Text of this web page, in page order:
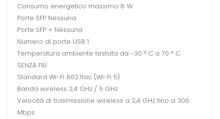
Consumo energetico massimo 8 W.
Porte SFP Nessuna
Porte SFP + Nessuna
Numero di porte USB 1
Temperatura ambiente testata da -30 ° C a 70 ° C
SENZA FILI
Standard Wi-Fi 802.11ac (Wi-Fi 5)
Banda wireless 2,4 GHz / 5 GHz
Velocità di trasmissione wireless a 2,4 GHz fino a 300
Mbps